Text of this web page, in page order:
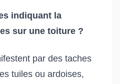
indiquant la
sur une toiture ?
par des taches
tuiles ou ardoises,